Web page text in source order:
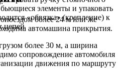
элементы и упаковать
«обвязка» (крепление) к
цепей
более 24 м или же
автомашина прикрытия.
более 30 м, а ширина
сопровождение автомобиля
движения по маршруту